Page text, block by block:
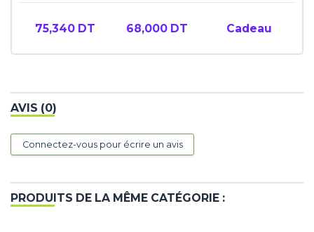
75,340 DT 68,000 DT Cadeau
AVIS (0)
Connectez-vous pour écrire un avis
PRODUITS DE LA MÊME CATÉGORIE :